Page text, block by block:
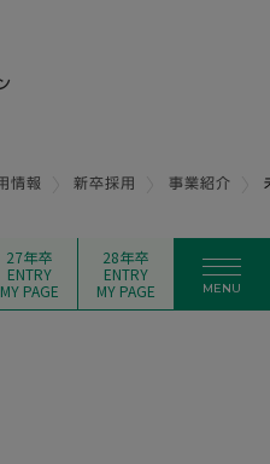
情報 新卒採用 事業紹介
27年卒
ENTRY
MY PAGE
28年卒
ENTRY
MY PAGE